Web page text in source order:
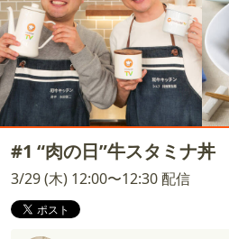
#1 “肉の日”牛スタミナ丼
3/29 (木) 12:00〜12:30 配信